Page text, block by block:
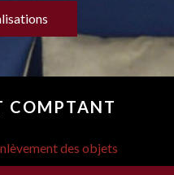
COMPTANT
des objets